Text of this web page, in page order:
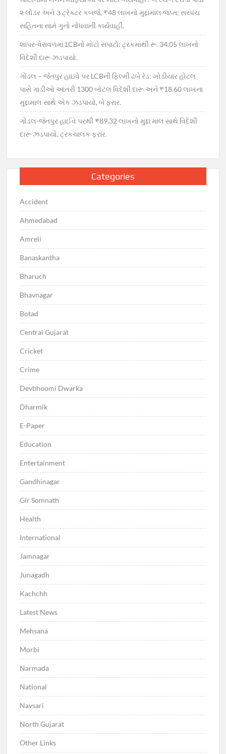
૨ લોડર અને ૩ ટ્રેક્ટર કબજે, ₹48 લાખનો મુદ્દામાલ જપ્ત; સરપંચ
સહિતના સામે ગુનો નોંધવાની કાર્યવાહી.
શાપર-વેરાવળમાં LCBનો મોટો સપાટો: ટ્રકમાંથી રૂ. 34.05 લાખનો
વિદેશી દારૂ ઝડપાયો.
ગોંડલ – જેતપુર હાઇવે પર LCBની ફિલ્મી ઢબે રેડ: ખોડીયાર હોટલ
પાસે ગાડીઓ આંતરી 1300 બોટલ વિદેશી દારૂ અને ₹18.60 લાખના
મુદ્દામાલ સાથે એક ઝડપાયો, બે ફરાર.
ગોંડલ-જેતપુર હાઈવે પરથી ₹89.32 લાખનો મુદ્દા માલ સાથે વિદેશી
દારૂ ઝડપાયો, ટ્રકચાલક ફરાર.
Categories
Accident
Ahmedabad
Amreli
Banaskantha
Bharuch
Bhavnagar
Botad
Central Gujarat
Cricket
Crime
Devbhoomi Dwarka
Dharmik
E-Paper
Education
Entertainment
Gandhinagar
Gir Somnath
Health
International
Jamnagar
Junagadh
Kachchh
Latest News
Mehsana
Morbi
Narmada
National
Navsari
North Gujarat
Other Links